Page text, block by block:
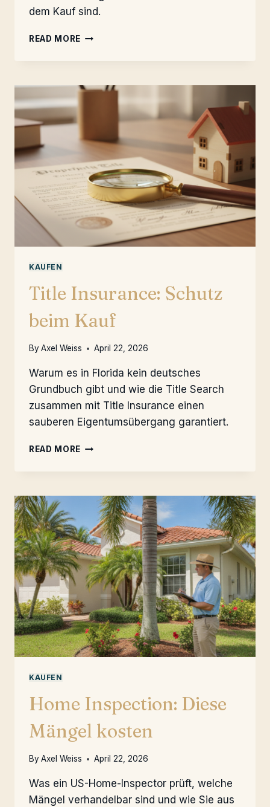
dem Kauf sind.
READ MORE HURRICANE
KAUFEN
Title Insurance: Schutz
beim Kauf
ByAxel Weiss April 22, 2026
Warum es in Florida kein deutsches
Grundbuch gibt und wie die Title Search
zusammen mit Title Insurance einen
sauberen Eigentumsübergang garantiert.
READ MORE TITLE
KAUF
KAUFEN
Home Inspection: Diese
Mängel kosten
ByAxel Weiss April 22, 2026
Was ein US-Home-Inspector prüft, welche
Mängel verhandelbar sind und wie Sie aus